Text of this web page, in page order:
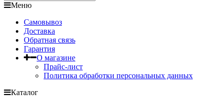
Меню
Самовывоз
Доставка
Обратная связь
Гарантия
О магазине
Прайс-лист
Политика обработки персональных данных
Каталог